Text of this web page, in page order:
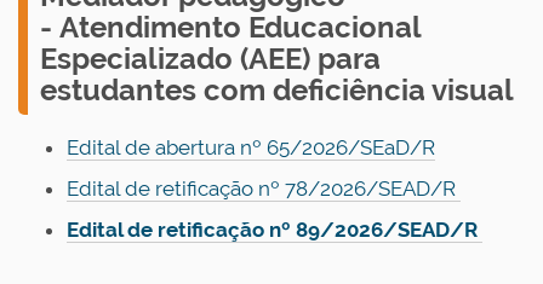
- Atendimento Educacional
Especializado (AEE) para
estudantes com deficiência visual
Edital de abertura nº 65/2026/SEaD/R
Edital de retificação nº 78/2026/SEAD/R
Edital de retificação nº 89/2026/SEAD/R